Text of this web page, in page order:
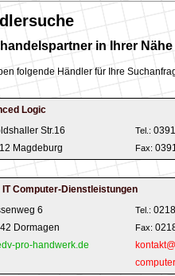
in Ihrer Nähe
folgende Händler für Ihre
Logic
Str.16
Magdeburg
Tel.:
Fax:
IT Computer-Dienstleistungen
6
Dormagen
pro-handwerk.de
Tel.:
Fax: